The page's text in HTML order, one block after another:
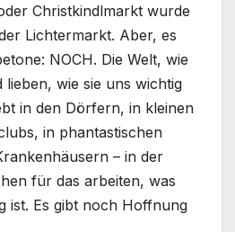
Christkindlmarkt wurde
Lichtermarkt. Aber, es
NOCH. Die Welt, wie
wie sie uns wichtig
in den Dörfern, in kleinen
in phantastischen
– in der
für das arbeiten, was
ist. Es gibt noch Hoffnung